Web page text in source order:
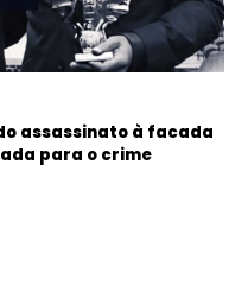
assassinato à facada
para o crime